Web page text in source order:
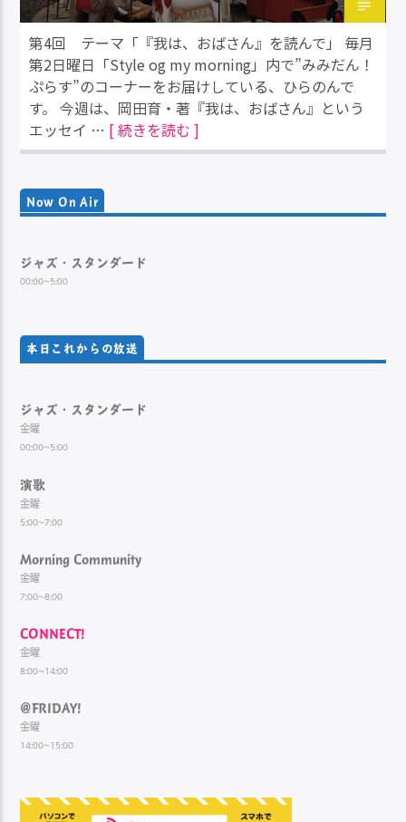
第4回 テーマ「『我は、おばさん』を読んで」 毎月
第2日曜日「Style og my morning」内で”みみだん！
ぷらす”のコーナーをお届けしている、ひらのんで
す。 今週は、岡田育・著『我は、おばさん』という
エッセイ … [ 続きを読む ]
Now On Air
ジャズ・スタンダード
00:00~5:00
本日これからの放送
ジャズ・スタンダード
金曜
00:00~5:00
演歌
金曜
5:00~7:00
Morning Community
金曜
7:00~8:00
CONNECT!
金曜
8:00~14:00
@FRIDAY!
金曜
14:00~15:00